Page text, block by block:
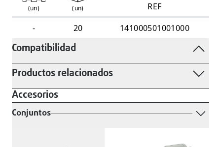
(un) (un)
REF
-
20 141000501001000
Compatibilidad
Productos relacionados
Accesorios
Conjuntos